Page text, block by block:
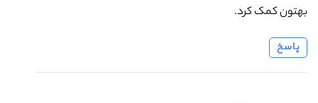
بهتون کمک کرد.
پاسخ